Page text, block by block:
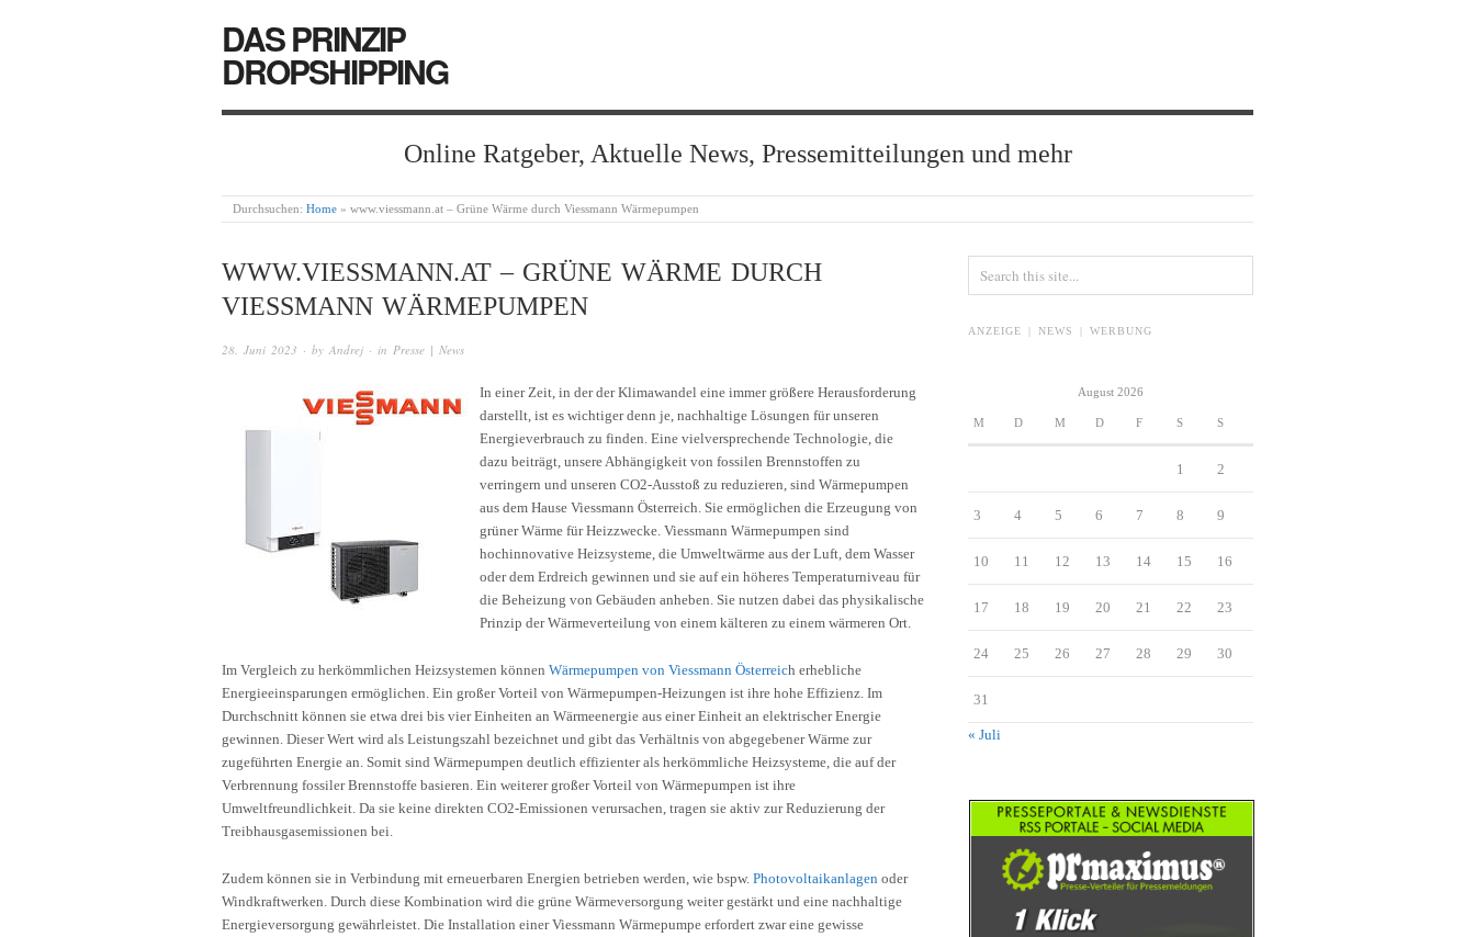
DAS PRINZIP
DROPSHIPPING
Online Ratgeber, Aktuelle News, Pressemitteilungen und mehr
Durchsuchen: Home » www.viessmann.at – Grüne Wärme durch Viessmann Wärmepumpen
WWW.VIESSMANN.AT – GRÜNE WÄRME DURCH
VIESSMANN WÄRMEPUMPEN
28. Juni 2023 · by Andrej · in Presse | News
In einer Zeit, in der der Klimawandel eine immer größere Herausforderung
darstellt, ist es wichtiger denn je, nachhaltige Lösungen für unseren
Energieverbrauch zu finden. Eine vielversprechende Technologie, die
dazu beiträgt, unsere Abhängigkeit von fossilen Brennstoffen zu
verringern und unseren CO2-Ausstoß zu reduzieren, sind Wärmepumpen
aus dem Hause Viessmann Österreich. Sie ermöglichen die Erzeugung von
grüner Wärme für Heizzwecke. Viessmann Wärmepumpen sind
hochinnovative Heizsysteme, die Umweltwärme aus der Luft, dem Wasser
oder dem Erdreich gewinnen und sie auf ein höheres Temperaturniveau für
die Beheizung von Gebäuden anheben. Sie nutzen dabei das physikalische
Prinzip der Wärmeverteilung von einem kälteren zu einem wärmeren Ort.
Im Vergleich zu herkömmlichen Heizsystemen können Wärmepumpen von Viessmann Österreich erhebliche
Energieeinsparungen ermöglichen. Ein großer Vorteil von Wärmepumpen-Heizungen ist ihre hohe Effizienz. Im
Durchschnitt können sie etwa drei bis vier Einheiten an Wärmeenergie aus einer Einheit an elektrischer Energie
gewinnen. Dieser Wert wird als Leistungszahl bezeichnet und gibt das Verhältnis von abgegebener Wärme zur
zugeführten Energie an. Somit sind Wärmepumpen deutlich effizienter als herkömmliche Heizsysteme, die auf der
Verbrennung fossiler Brennstoffe basieren. Ein weiterer großer Vorteil von Wärmepumpen ist ihre
Umweltfreundlichkeit. Da sie keine direkten CO2-Emissionen verursachen, tragen sie aktiv zur Reduzierung der
Treibhausgasemissionen bei.
Zudem können sie in Verbindung mit erneuerbaren Energien betrieben werden, wie bspw. Photovoltaikanlagen oder
Windkraftwerken. Durch diese Kombination wird die grüne Wärmeversorgung weiter gestärkt und eine nachhaltige
Energieversorgung gewährleistet. Die Installation einer Viessmann Wärmepumpe erfordert zwar eine gewisse
ANZEIGE | NEWS | WERBUNG
August 2026
M D M D F S S
1 2
3 4 5 6 7 8 9
10 11 12 13 14 15 16
17 18 19 20 21 22 23
24 25 26 27 28 29 30
31
« Juli